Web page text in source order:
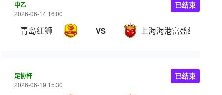
中乙
2026-06-14 16:00
青岛红狮 VS 上海海港富盛经开
已结束
足协杯
2026-06-19 15:30
已结束